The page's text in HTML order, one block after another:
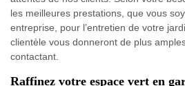
les meilleures prestations, que vous
entreprise, pour l’entretien de votre
clientèle vous donneront de plus
contactant.
Raffinez votre espace vert en